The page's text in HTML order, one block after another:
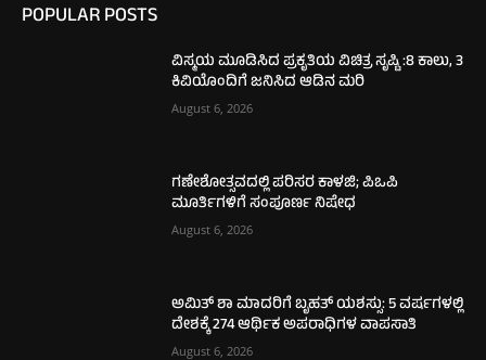
POPULAR POSTS
ವಿಸ್ಮಯ ಮೂಡಿಸಿದ ಪ್ರಕೃತಿಯ ವಿಚಿತ್ರ ಸೃಷ್ಟಿ :8 ಕಾಲು, 3
ಕಿವಿಯೊಂದಿಗೆ ಜನಿಸಿದ ಆಡಿನ ಮರಿ
August 6, 2026
ಗಣೇಶೋತ್ಸವದಲ್ಲಿ ಪರಿಸರ ಕಾಳಜಿ; ಪಿಒಪಿ
ಮೂರ್ತಿಗಳಿಗೆ ಸಂಪೂರ್ಣ ನಿಷೇಧ
August 6, 2026
ಅಮಿತ್ ಶಾ ಮಾದರಿಗೆ ಬೃಹತ್ ಯಶಸ್ಸು: 5 ವರ್ಷಗಳಲ್ಲಿ
ದೇಶಕ್ಕೆ 274 ಆರ್ಥಿಕ ಅಪರಾಧಿಗಳ ವಾಪಸಾತಿ
August 6, 2026